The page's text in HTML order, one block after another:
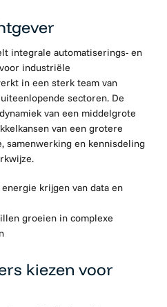
integrale automatiserings- en
industriële
in een sterk team van
sectoren. De
van een middelgrote
van een grotere
samenwerking en kennisdeling
krijgen van data en
groeien in complexe
kiezen voor